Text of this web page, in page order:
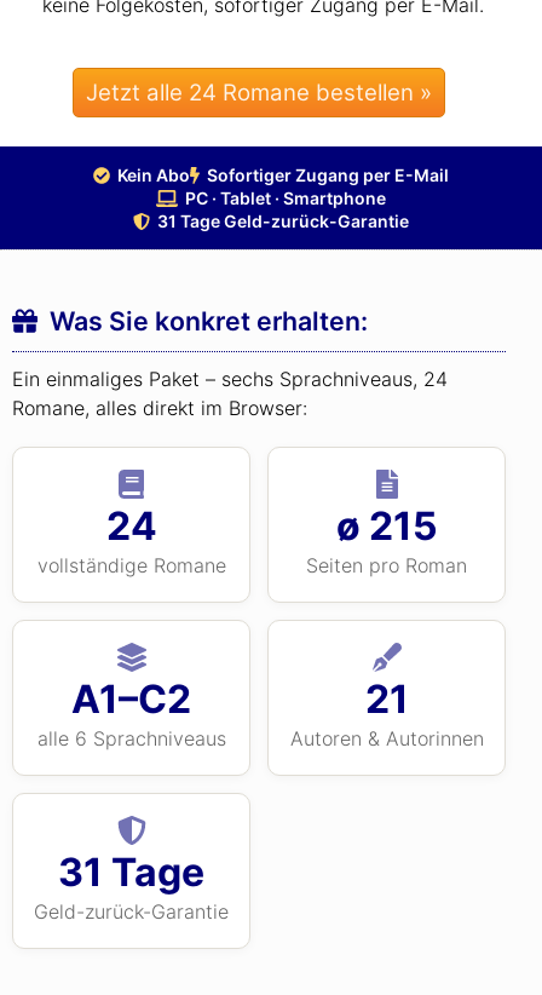
keine Folgekosten, sofortiger Zugang per E-Mail.
Jetzt alle 24 Romane bestellen »
Kein Abo
Sofortiger Zugang per E-Mail
PC · Tablet · Smartphone
31 Tage Geld-zurück-Garantie
Was Sie konkret erhalten:
Ein einmaliges Paket – sechs Sprachniveaus, 24
Romane, alles direkt im Browser:
24
vollständige Romane
ø 215
Seiten pro Roman
A1–C2
alle 6 Sprachniveaus
21
Autoren & Autorinnen
31 Tage
Geld-zurück-Garantie